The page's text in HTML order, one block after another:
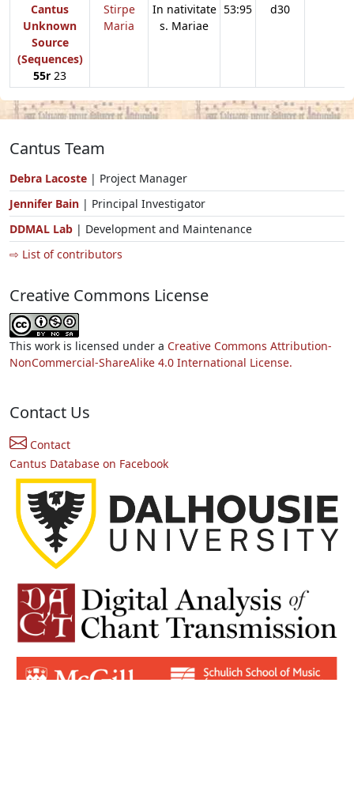
Cantus
Unknown
Source
(Sequences)
55r 23
Stirpe
Maria
In nativitate
s. Mariae
53:95 d30
Cantus Team
Debra Lacoste | Project Manager
Jennifer Bain | Principal Investigator
DDMAL Lab | Development and Maintenance
⇨ List of contributors
Creative Commons License
This work is licensed under a Creative Commons Attribution-
NonCommercial-ShareAlike 4.0 International License.
Contact Us
Contact
Cantus Database on Facebook